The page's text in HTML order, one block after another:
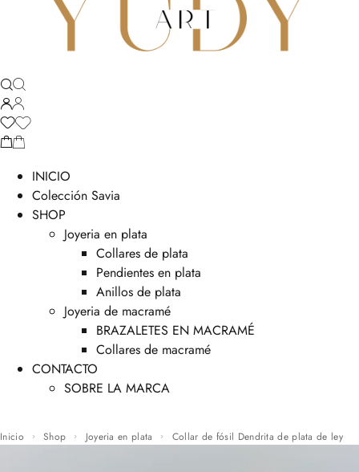
INICIO
Colección Savia
SHOP
Joyeria en plata
Collares de plata
Pendientes en plata
Anillos de plata
Joyeria de macramé
BRAZALETES EN MACRAMÉ
Collares de macramé
CONTACTO
SOBRE LA MARCA
Inicio Shop Joyeria en plata Collar de fósil Dendrita de plata de ley